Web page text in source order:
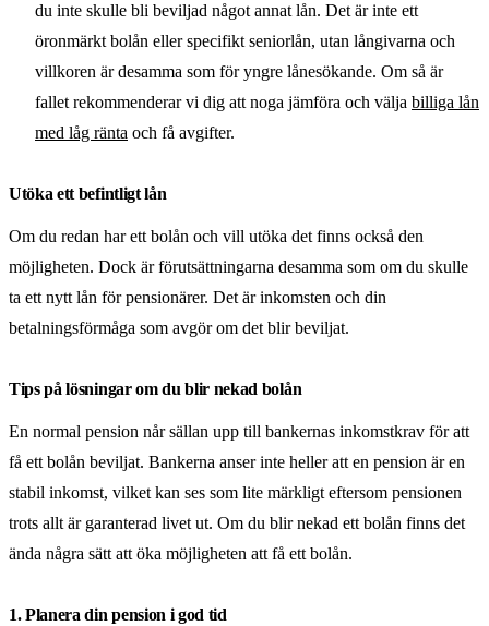
du inte skulle bli beviljad något annat lån. Det är inte ett
öronmärkt bolån eller specifikt seniorlån, utan långivarna och
villkoren är desamma som för yngre lånesökande. Om så är
fallet rekommenderar vi dig att noga jämföra och välja billiga lån
med låg ränta och få avgifter.
Utöka ett befintligt lån
Om du redan har ett bolån och vill utöka det finns också den
möjligheten. Dock är förutsättningarna desamma som om du skulle
ta ett nytt lån för pensionärer. Det är inkomsten och din
betalningsförmåga som avgör om det blir beviljat.
Tips på lösningar om du blir nekad bolån
En normal pension når sällan upp till bankernas inkomstkrav för att
få ett bolån beviljat. Bankerna anser inte heller att en pension är en
stabil inkomst, vilket kan ses som lite märkligt eftersom pensionen
trots allt är garanterad livet ut. Om du blir nekad ett bolån finns det
ända några sätt att öka möjligheten att få ett bolån.
1. Planera din pension i god tid